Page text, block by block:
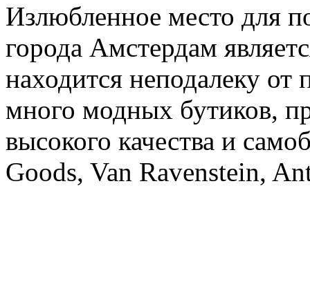
Излюбленное место для
города Амстердам
находится неподалеку
много модных бутиков,
высокого качества и
Goods, Van Ravenstein,